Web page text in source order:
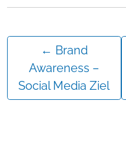
← Brand
Awareness –
Social Media Ziel